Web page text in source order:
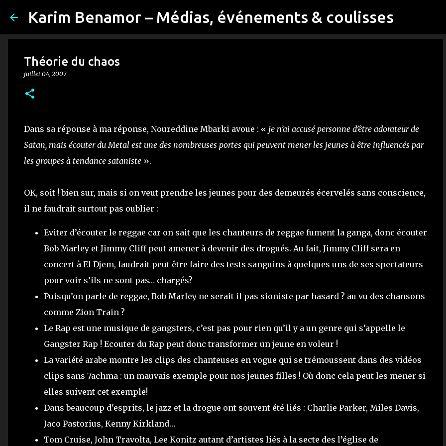
Accéder au contenu principal
Karim Benamor – Médias, événements & coulisses
Théorie du chaos
juillet 04, 2007
Dans sa réponse à ma réponse, Noureddine Mbarki avoue : « je n’ai accusé personne d’être adorateur de
Satan, mais écouter du Metal est une des nombreuses portes qui peuvent mener les jeunes à être influencés par
les groupes à tendance sataniste ».
OK, soit ! bien sur, mais si on veut prendre les jeunes pour des demeurés écervelés sans conscience,
il ne faudrait surtout pas oublier :
Eviter d’écouter le reggae car on sait que les chanteurs de reggae fument la ganga, donc écouter
Bob Marley et Jimmy Cliff peut amener à devenir des drogués. Au fait, Jimmy Cliff sera en
concert à El Djem, faudrait peut être faire des tests sanguins à quelques uns de ses spectateurs
pour voir s’ils ne sont pas… chargés?
Puisqu’on parle de reggae, Bob Marley ne serait il pas sioniste par hasard ? au vu des chansons
comme Zion Train ?
Le Rap est une musique de gangsters, c’est pas pour rien qu’il y a un genre qui s’appelle le
Gangster Rap ! Ecouter du Rap peut donc transformer un jeune en voleur !
La variété arabe montre les clips des chanteuses en vogue qui se trémoussent dans des vidéos
clips sans 7achma : un mauvais exemple pour nos jeunes filles ! Où donc cela peut les mener si
elles suivent cet exemple!
Dans beaucoup d'esprits, le jazz et la drogue ont souvent été liés : Charlie Parker, Miles Davis,
Jaco Pastorius, Kenny Kirkland…
Tom Cruise, John Travolta, Lee Konitz autant d’artistes liés à la secte des l’église de